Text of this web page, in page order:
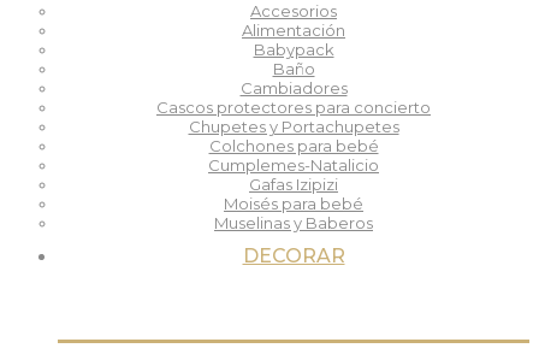
Accesorios
Alimentación
Babypack
Baño
Cambiadores
Cascos protectores para concierto
Chupetes y Portachupetes
Colchones para bebé
Cumplemes-Natalicio
Gafas Izipizi
Moisés para bebé
Muselinas y Baberos
DECORAR